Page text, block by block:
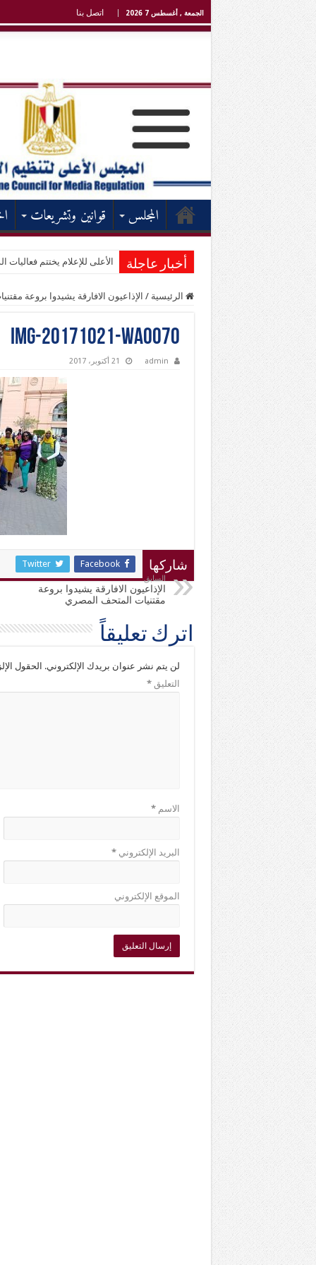
الجمعة , أغسطس 7 2026 اتصل بنا
المجلس قوانين وتشريعات
أخبار عاجلة الأعلى للإعلام يختتم فعاليات
الرئيسية / الإذاعيون الافارقة يشيدوا بروعة
IMG-20171021-WA0070
admin 21 أكتوبر، 2017
شاركها Facebook
Twitter
السابق
الإذاعيون الافارقة يشيدوا بروعة
مقتنيات المتحف المصري
اترك تعليقاً
لن يتم نشر عنوان بريدك الإلكتروني. الحقول
التعليق*
الاسم*
البريد الإلكتروني*
الموقع الإلكتروني